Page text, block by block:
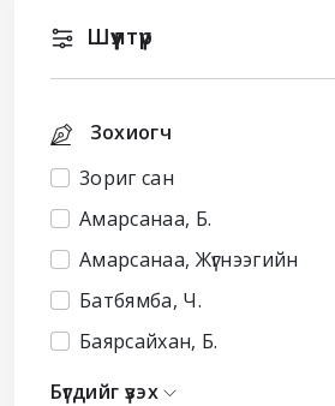
Шүүлтүүр
Зохиогч
3ориг сан
Амарсанаа, Б.
Амарсанаа, Жүгнээгийн
Батбямба, Ч.
Баярсайхан, Б.
Бүгдийг үзэх